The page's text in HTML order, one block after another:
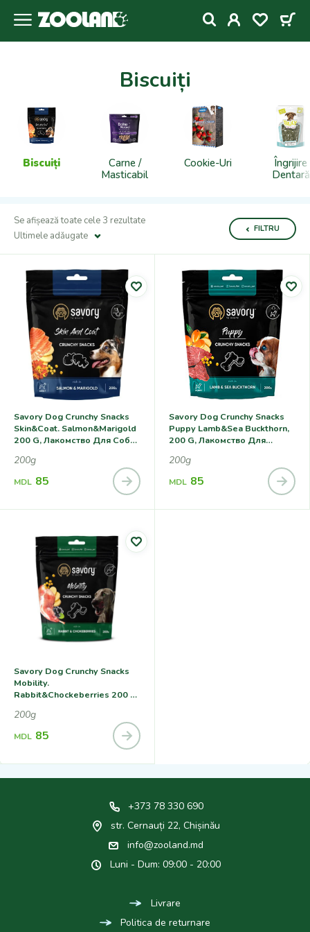
Biscuiți
Biscuiți
Carne /
Masticabil
Cookie-Uri
Îngrijire
Dentară
Se afișează toate cele 3 rezultate
Ultimele adǎugate
FILTRU
Savory Dog Crunchy Snacks
Skin&Coat. Salmon&Marigold
200 G, Лакомство Для Собак
200g
MDL 85
Savory Dog Crunchy Snacks
Puppy Lamb&Sea Buckthorn,
200 G, Лакомство Для
Облепихой
200g
MDL 85
Savory Dog Crunchy Snacks
Mobility.
Rabbit&Chockeberries 200 G,
Кроликом И Черноплодной
Рябиной
200g
MDL 85
+373 78 330 690
str. Cernauți 22, Chișinău
info@zooland.md
Luni - Dum: 09:00 - 20:00
Livrare
Politica de returnare